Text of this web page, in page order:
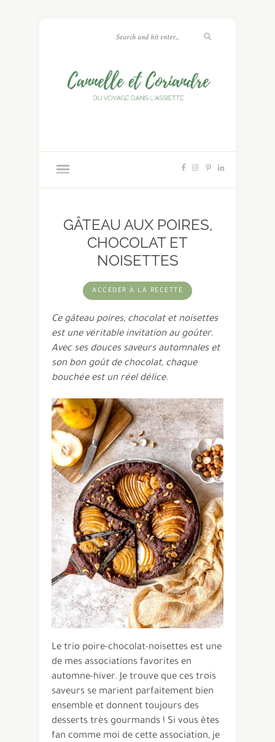
GÂTEAU AUX POIRES,
CHOCOLAT ET
NOISETTES
ACCÉDER À LA RECETTE
Ce gâteau poires, chocolat et noisettes
est une véritable invitation au goûter.
Avec ses douces saveurs automnales et
son bon goût de chocolat, chaque
bouchée est un réel délice.
Le trio poire-chocolat-noisettes est une
de mes associations favorites en
automne-hiver. Je trouve que ces trois
saveurs se marient parfaitement bien
ensemble et donnent toujours des
desserts très gourmands ! Si vous êtes
fan comme moi de cette association, je